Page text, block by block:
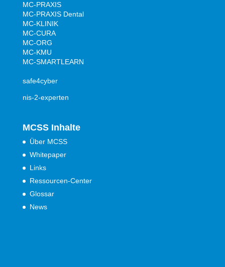
MC-PRAXIS
MC-PRAXIS Dental
MC-KLINIK
MC-CURA
MC-ORG
MC-KMU
MC-SMARTLEARN
safe4cyber
nis-2-experten
MCSS Inhalte
Über MCSS
Whitepaper
Links
Ressourcen-Center
Glossar
News